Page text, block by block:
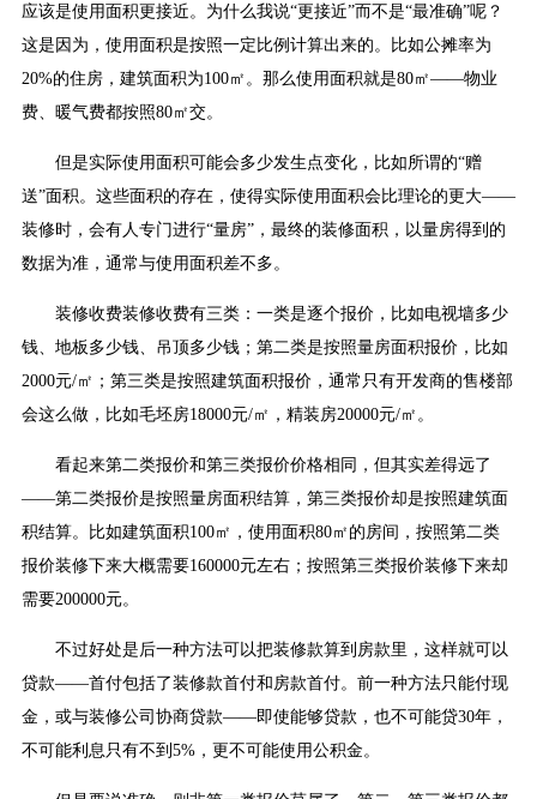
应该是使用面积更接近。为什么我说“更接近”而不是“最准确”呢？
这是因为，使用面积是按照一定比例计算出来的。比如公摊率为
20%的住房，建筑面积为100㎡。那么使用面积就是80㎡——物业
费、暖气费都按照80㎡交。
但是实际使用面积可能会多少发生点变化，比如所谓的“赠
送”面积。这些面积的存在，使得实际使用面积会比理论的更大——
装修时，会有人专门进行“量房”，最终的装修面积，以量房得到的
数据为准，通常与使用面积差不多。
装修收费装修收费有三类：一类是逐个报价，比如电视墙多少
钱、地板多少钱、吊顶多少钱；第二类是按照量房面积报价，比如
2000元/㎡；第三类是按照建筑面积报价，通常只有开发商的售楼部
会这么做，比如毛坯房18000元/㎡，精装房20000元/㎡。
看起来第二类报价和第三类报价价格相同，但其实差得远了
——第二类报价是按照量房面积结算，第三类报价却是按照建筑面
积结算。比如建筑面积100㎡，使用面积80㎡的房间，按照第二类
报价装修下来大概需要160000元左右；按照第三类报价装修下来却
需要200000元。
不过好处是后一种方法可以把装修款算到房款里，这样就可以
贷款——首付包括了装修款首付和房款首付。前一种方法只能付现
金，或与装修公司协商贷款——即使能够贷款，也不可能贷30年，
不可能利息只有不到5%，更不可能使用公积金。